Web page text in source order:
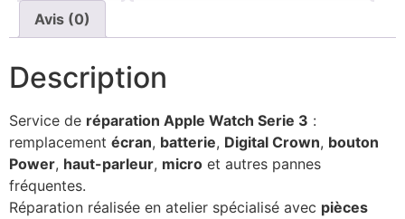
Avis (0)
Description
Service de réparation Apple Watch Serie 3 :
remplacement écran, batterie, Digital Crown, bouton
Power, haut-parleur, micro et autres pannes
fréquentes.
Réparation réalisée en atelier spécialisé avec pièces